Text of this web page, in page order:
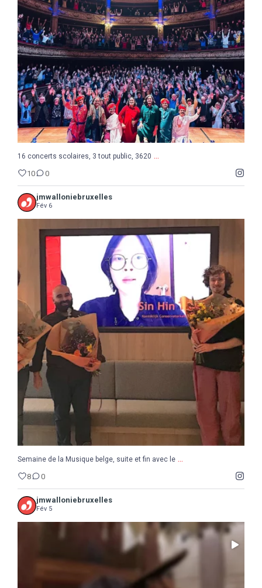
16 concerts scolaires, 3 tout public, 3620 ...
10 0
16 concerts scolaires, 3 tout public, 3620 ...
10 0
jmwalloniebruxelles
Fév 6
Semaine de la Musique belge, suite et fin avec le ...
Semaine de la Musique belge, suite et fin avec le ...
8 0
jmwalloniebruxelles
Fév 5